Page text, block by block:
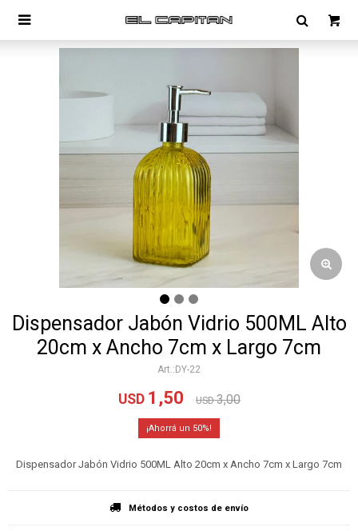

Dispensador Jabón Vidrio 500ML Alto
20cm x Ancho 7cm x Largo 7cm
DY-22
USD 1,50 USD 3,00
50
Dispensador Jabón Vidrio 500ML Alto 20cm x Ancho 7cm x Largo 7cm
Métodos y costos de envío